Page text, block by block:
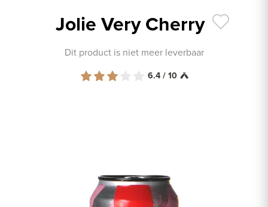
Jolie Very Cherry
Dit product is niet meer leverbaar
6.4 / 10